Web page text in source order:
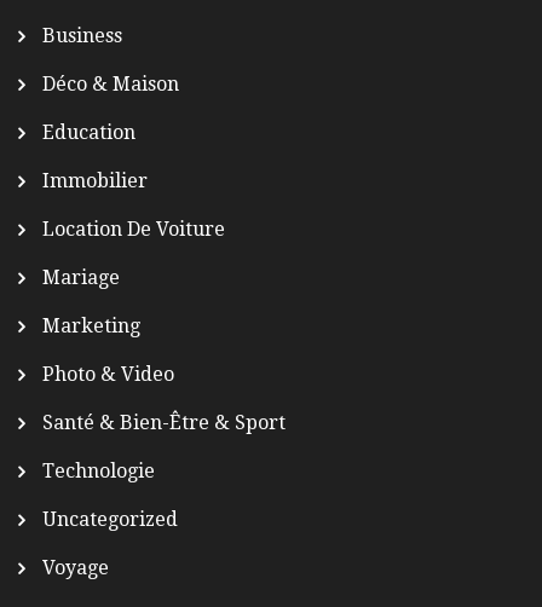
Business
Déco & Maison
Education
Immobilier
Location De Voiture
Mariage
Marketing
Photo & Video
Santé & Bien-Être & Sport
Technologie
Uncategorized
Voyage